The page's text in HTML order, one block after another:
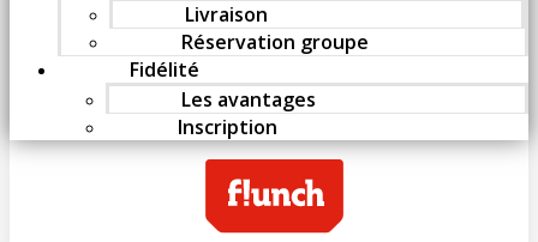
Livraison
Réservation groupe
Fidélité
Les avantages
Inscription